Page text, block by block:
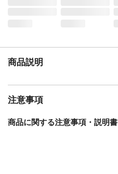
商品説明
注意事項
商品に関する注意事項・説明書